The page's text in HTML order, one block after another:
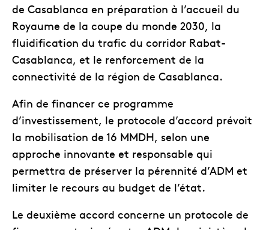
de Casablanca en préparation à l’accueil du
Royaume de la coupe du monde 2030, la
fluidification du trafic du corridor Rabat-
Casablanca, et le renforcement de la
connectivité de la région de Casablanca.
Afin de financer ce programme
d’investissement, le protocole d’accord prévoit
la mobilisation de 16 MMDH, selon une
approche innovante et responsable qui
permettra de préserver la pérennité d’ADM et
limiter le recours au budget de l’état.
Le deuxième accord concerne un protocole de